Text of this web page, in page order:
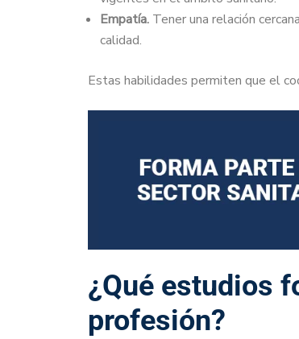
Empatía. Tener una relación
calidad.
Estas habilidades permiten que el
¿Qué estudios
profesión?